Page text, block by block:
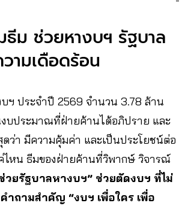
ธีม ช่วยหางบฯ รัฐบาล
ามเดือดร้อน
ฯ ประจำปี 2569 จำนวน 3.78 ล้าน
บประมาณที่ฝ่ายค้านได้อภิปราย และ
ว่า มีความคุ้มค่า และเป็นประโยชน์ต่อ
ไหน ธีมของฝ่ายค้านที่วิพากษ์ วิจารณ์
วยรัฐบาลหางบฯ” ช่วยตัดงบฯ ที่ไม่
ำถามสำคัญ “งบฯ เพื่อใคร เพื่อ